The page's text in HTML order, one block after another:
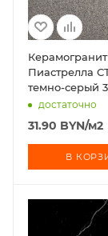
Керамогранит
Пиастрелла
темно-серый
достаточно
31.90 BYN/м2
В